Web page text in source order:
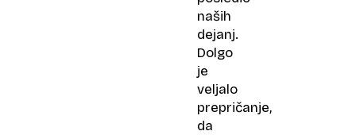
naših
dejanj.
Dolgo
je
veljalo
prepričanje,
da